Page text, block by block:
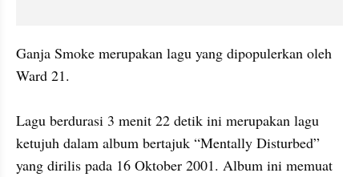
Ganja Smoke merupakan lagu yang dipopulerkan oleh
Ward 21.
Lagu berdurasi 3 menit 22 detik ini merupakan lagu
ketujuh dalam album bertajuk “Mentally Disturbed”
yang dirilis pada 16 Oktober 2001. Album ini memuat